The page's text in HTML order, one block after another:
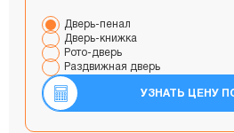
Дверь-пенал
Дверь-книжка
Рото-дверь
Раздвижная дверь
УЗНАТЬ ЦЕНУ